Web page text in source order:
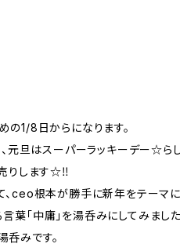
1/8日からになります。
元旦はスーパーラッキーデー☆ら
りします☆‼︎
、ceo根本が勝手に新年をテーマ
言葉「中庸」を湯呑みにしてみま
みです。